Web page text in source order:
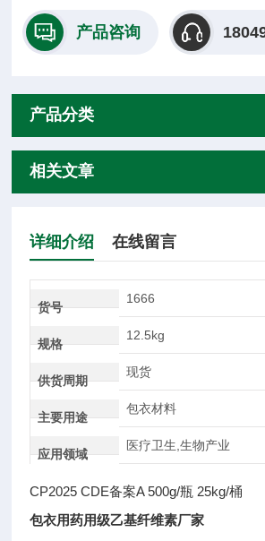
产品咨询
产品分类
相关文章
详细介绍 在线留言
货号
1666
规格
12.5kg
供货周期
现货
主要用途
包衣材料
应用领域
医疗卫生,生物产业
CP2025 CDE备案A 500g/瓶 25kg/桶
包衣用药用级乙基纤维素厂家